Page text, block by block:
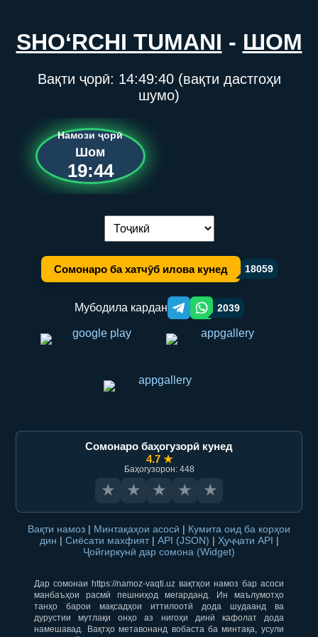
SHO‘RCHI TUMANI - ШОМ
Вақти ҷорӣ: 14:49:40(вақти дастгоҳи
шумо)
Намози ҷорӣ
Шом
19:44
Иваз кардани забон:
Сомонаро ба хатчӯб илова кунед 18059
Мубодила кардан Telegram orqali ulashish
WhatsApp orqali ulashish
2039
Сомонаро баҳогузорӣ кунед
4.7 ★
Баҳогузорон: 448
★ ★ ★ ★ ★
Вақти намоз | Минтақаҳои асосӣ | Кумита оид ба корҳои
дин | Сиёсати махфият | API (JSON) | Ҳуҷҷати API |
Ҷойгиркунӣ дар сомона (Widget)
Дар сомонаи https://namoz-vaqti.uz вақтҳои намоз бар асоси
манбаъҳои расмӣ пешниҳод мегарданд. Ин маълумотҳо
танҳо барои мақсадҳои иттилоотӣ дода шудаанд ва
дурустии мутлақи онҳо аз нигоҳи динӣ кафолат дода
намешавад. Вақтҳо метавонанд вобаста ба минтақа, усули